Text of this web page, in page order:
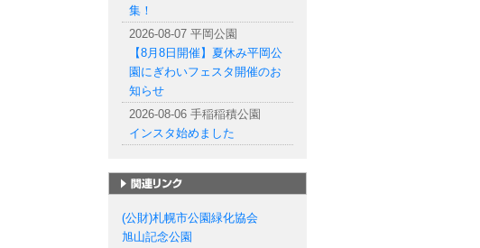
集！
2026-08-07 平岡公園
【8月8日開催】夏休み平岡公
園にぎわいフェスタ開催のお
知らせ
2026-08-06 手稲稲積公園
インスタ始めました
(公財)札幌市公園緑化協会
旭山記念公園